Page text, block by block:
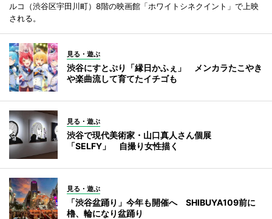
ルコ（渋谷区宇田川町）8階の映画館「ホワイトシネクイント」で上映
される。
見る・遊ぶ
渋谷にすとぷり「縁日かふぇ」 メンカラたこやき
や楽曲流して育てたイチゴも
見る・遊ぶ
渋谷で現代美術家・山口真人さん個展
「SELFY」 自撮り女性描く
見る・遊ぶ
「渋谷盆踊り」今年も開催へ SHIBUYA109前に
櫓、輪になり盆踊り